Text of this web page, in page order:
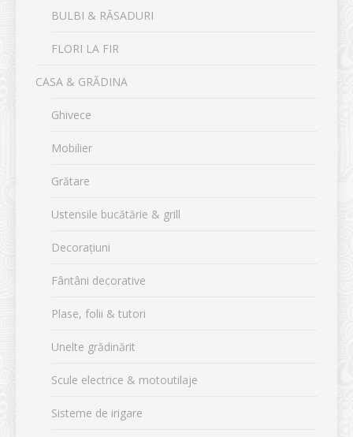
BULBI & RĂSADURI
FLORI LA FIR
CASA & GRĂDINA
Ghivece
Mobilier
Grătare
Ustensile bucătărie & grill
Decorațiuni
Fântâni decorative
Plase, folii & tutori
Unelte grădinărit
Scule electrice & motoutilaje
Sisteme de irigare